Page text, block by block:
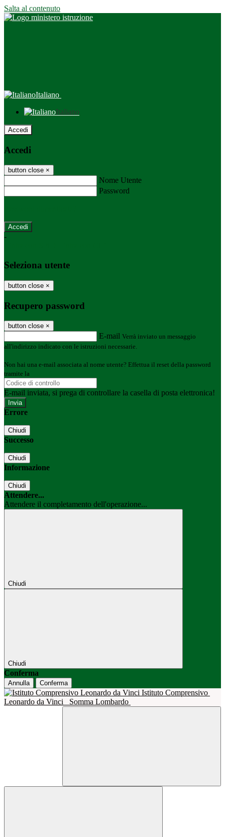
Salta al contenuto
Italiano
Italiano
Accedi
Accedi
button close ×
Nome Utente
Password
-
Seleziona utente
button close ×
Recupero password
button close ×
E-mail Verrà inviato un messaggio
all'indirizzo indicato con le istruzioni necessarie.
Non hai una e-mail associata al nome utente? Effettua il reset della password
tramite la
E-mail inviata, si prega di controllare la casella di posta elettronica!
Errore
Chiudi
Successo
Chiudi
Informazione
Chiudi
Attendere...
Attendere il completamento dell'operazione...
Chiudi
Chiudi
Conferma
Annulla Conferma
Istituto Comprensivo
Leonardo da Vinci
Somma Lombardo